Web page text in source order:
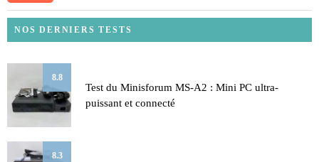
NOS DERNIERS TESTS
8.8
Test du Minisforum MS-A2 : Mini PC ultra-
puissant et connecté
8.3